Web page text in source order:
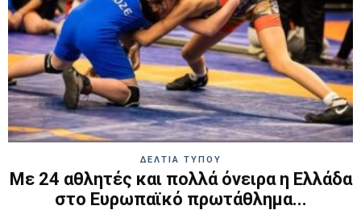
ΔΕΛΤΙΑ ΤΥΠΟΥ
Με 24 αθλητές και πολλά όνειρα η Ελλάδα
στο Ευρωπαϊκό πρωτάθλημα...